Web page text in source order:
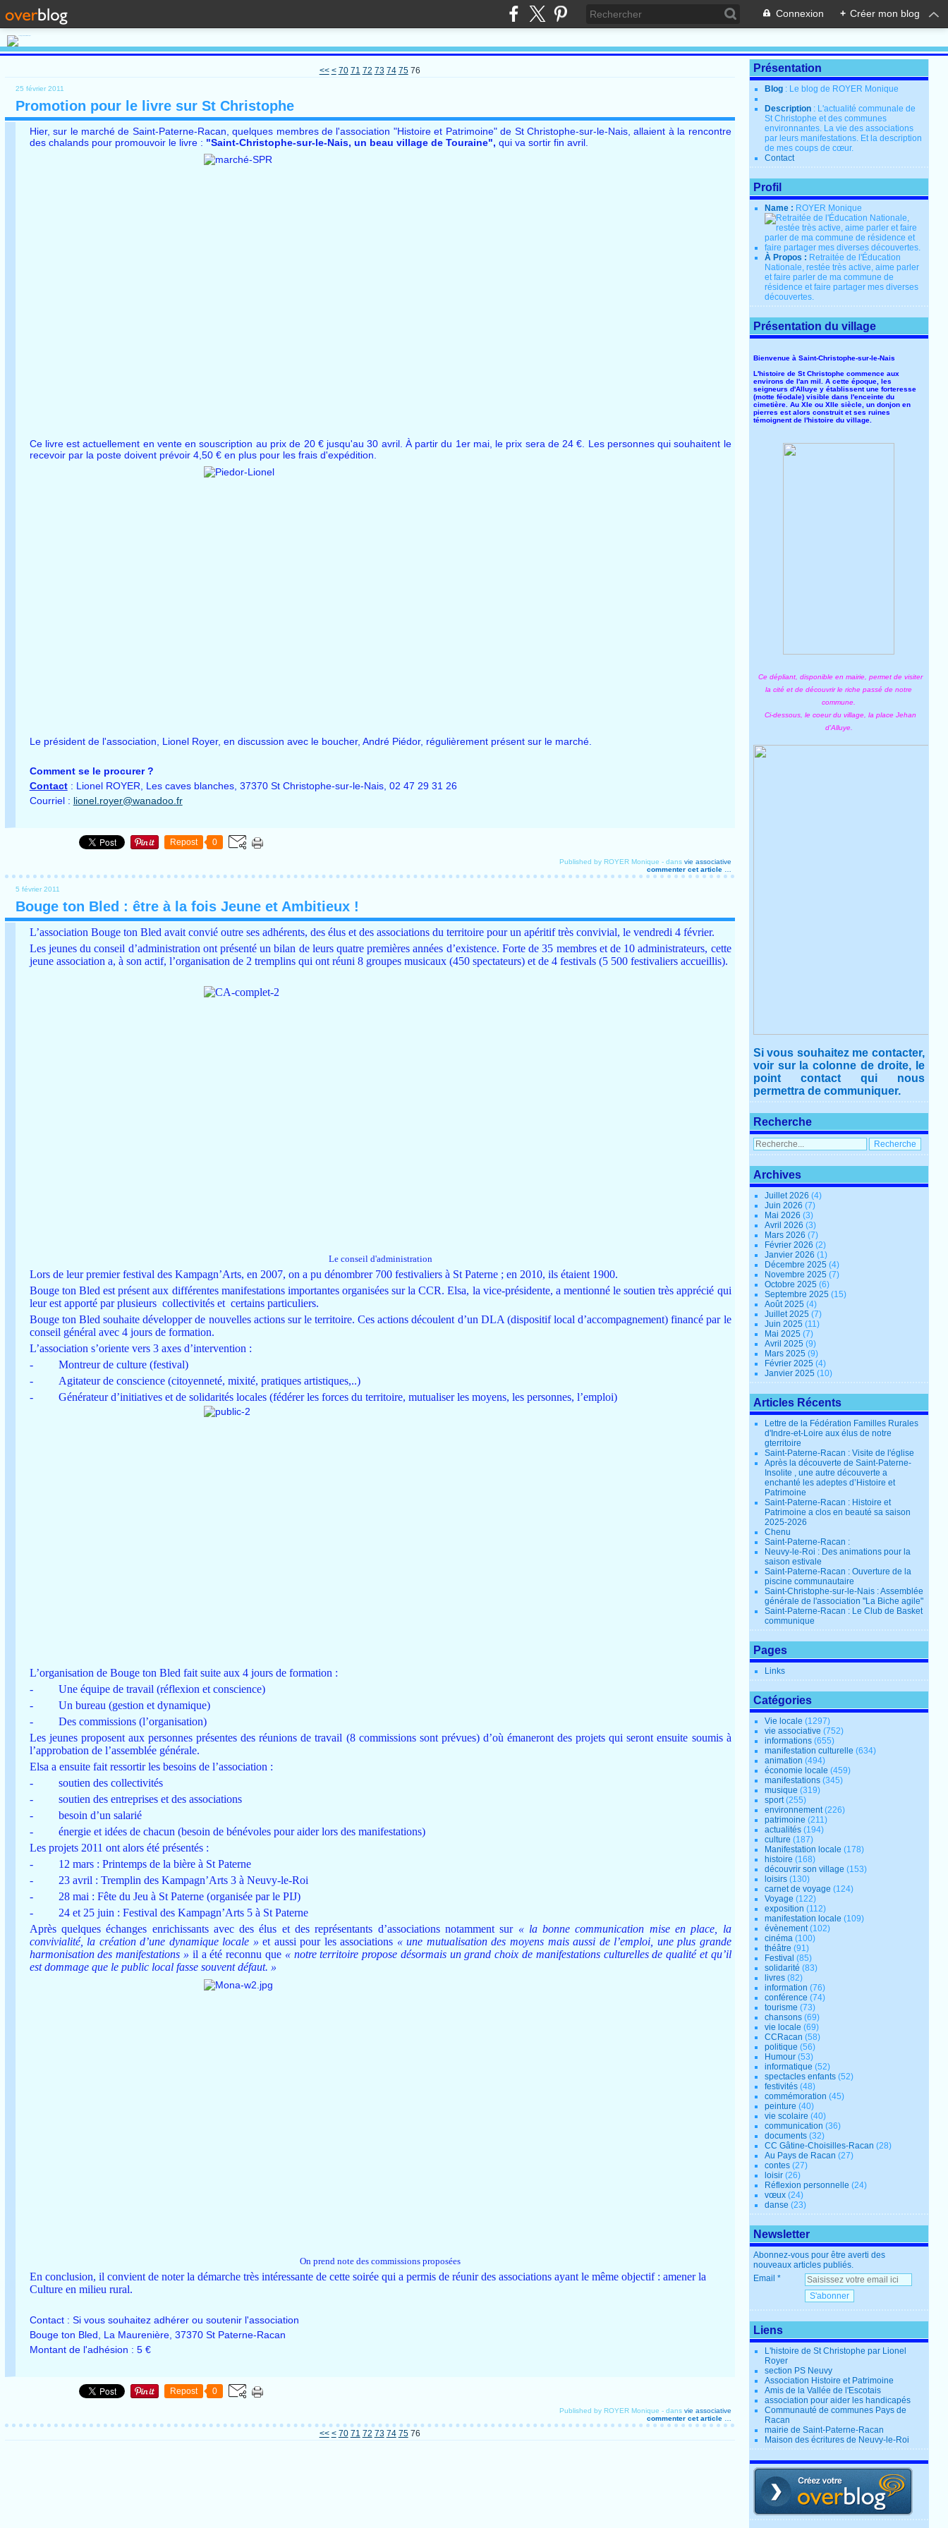
Connexion + Créer mon blog
<< < 10
20
30
40
50
60
70 71 72 73 74 75 76
25 février 2011
Promotion pour le livre sur St Christophe
Hier, sur le marché de Saint-Paterne-Racan, quelques membres de l'association "Histoire et Patrimoine" de St Christophe-sur-le-Nais, allaient à la rencontre
des chalands pour promouvoir le livre : "Saint-Christophe-sur-le-Nais, un beau village de Touraine", qui va sortir fin avril.
Ce livre est actuellement en vente en souscription au prix de 20 € jusqu'au 30 avril. À partir du 1er mai, le prix sera de 24 €. Les personnes qui souhaitent le
recevoir par la poste doivent prévoir 4,50 € en plus pour les frais d'expédition.
Le président de l'association, Lionel Royer, en discussion avec le boucher, André Piédor, régulièrement présent sur le marché.
Comment se le procurer ?
Contact: Lionel ROYER, Les caves blanches, 37370 St Christophe-sur-le-Nais, 02 47 29 31 26
Courriel : lionel.royer@wanadoo.fr
Repost 0
Published by ROYER Monique -dans vie associative
commenter cet article
5 février 2011
Bouge ton Bled : être à la fois Jeune et Ambitieux !
L’association Bouge ton Bled avait convié outre ses adhérents, des élus et des associations du territoire pour un apéritif très convivial, le vendredi 4 février.
Les jeunes du conseil d’administration ont présenté un bilan de leurs quatre premières années d’existence. Forte de 35 membres et de 10 administrateurs, cette
jeune association a, à son actif, l’organisation de 2 tremplins qui ont réuni 8 groupes musicaux (450 spectateurs) et de 4 festivals (5 500 festivaliers accueillis).
Le conseil d'administration
Lors de leur premier festival des Kampagn’Arts, en 2007, on a pu dénombrer 700 festivaliers à St Paterne ; en 2010, ils étaient 1900.
Bouge ton Bled est présent aux différentes manifestations importantes organisées sur la CCR. Elsa, la vice-présidente, a mentionné le soutien très apprécié qui
leur est apporté par plusieurs collectivités et certains particuliers.
Bouge ton Bled souhaite développer de nouvelles actions sur le territoire. Ces actions découlent d’un DLA (dispositif local d’accompagnement) financé par le
conseil général avec 4 jours de formation.
L’association s’oriente vers 3 axes d’intervention :
-
Montreur de culture (festival)
-
Agitateur de conscience (citoyenneté, mixité, pratiques artistiques,..)
-
Générateur d’initiatives et de solidarités locales (fédérer les forces du territoire, mutualiser les moyens, les personnes, l’emploi)
L’organisation de Bouge ton Bled fait suite aux 4 jours de formation :
-
Une équipe de travail (réflexion et conscience)
-
Un bureau (gestion et dynamique)
-
Des commissions (l’organisation)
Les jeunes proposent aux personnes présentes des réunions de travail (8 commissions sont prévues) d’où émaneront des projets qui seront ensuite soumis à
l’approbation de l’assemblée générale.
Elsa a ensuite fait ressortir les besoins de l’association :
-
soutien des collectivités
-
soutien des entreprises et des associations
-
besoin d’un salarié
-
énergie et idées de chacun (besoin de bénévoles pour aider lors des manifestations)
Les projets 2011 ont alors été présentés :
-
12 mars : Printemps de la bière à St Paterne
-
23 avril : Tremplin des Kampagn’Arts 3 à Neuvy-le-Roi
-
28 mai : Fête du Jeu à St Paterne (organisée par le PIJ)
-
24 et 25 juin : Festival des Kampagn’Arts 5 à St Paterne
Après quelques échanges enrichissants avec des élus et des représentants d’associations notamment sur « la bonne communication mise en place, la
convivialité, la création d’une dynamique locale » et aussi pour les associations « une mutualisation des moyens mais aussi de l’emploi, une plus grande
harmonisation des manifestations » il a été reconnu que « notre territoire propose désormais un grand choix de manifestations culturelles de qualité et qu’il
est dommage que le public local fasse souvent défaut. »
On prend note des commissions proposées
En conclusion, il convient de noter la démarche très intéressante de cette soirée qui a permis de réunir des associations ayant le même objectif : amener la
Culture en milieu rural.
Contact : Si vous souhaitez adhérer ou soutenir l'association
Bouge ton Bled, La Maurenière, 37370 St Paterne-Racan
Montant de l'adhésion : 5 €
Repost 0
Published by ROYER Monique -dans vie associative
commenter cet article
<< < 10
20
30
40
50
60
70 71 72 73 74 75 76
Présentation
Blog : Le blog de ROYER Monique
Description : L'actualité communale de
St Christophe et des communes
environnantes. La vie des associations
par leurs manifestations. Et la description
de mes coups de cœur.
Contact
Profil
Name : ROYER Monique
À Propos : Retraitée de l'Éducation
Nationale, restée très active, aime parler
et faire parler de ma commune de
résidence et faire partager mes diverses
découvertes.
Présentation du village
Bienvenue à Saint-Christophe-sur-le-Nais
L'histoire de St Christophe commence aux
environs de l'an mil. A cette époque, les
seigneurs d'Alluye y établissent une forteresse
(motte féodale) visible dans l'enceinte du
cimetière. Au XIe ou XIIe siècle, un donjon en
pierres est alors construit et ses ruines
témoignent de l'histoire du village.
Ce dépliant, disponible en mairie, permet de visiter
la cité et de découvrir le riche passé de notre
commune.
Ci-dessous, le coeur du village, la place Jehan
d'Alluye.
Si vous souhaitez me contacter,
voir sur la colonne de droite, le
point contact qui nous
permettra de communiquer.
Recherche
Archives
Juillet 2026(4)
Juin 2026(7)
Mai 2026(3)
Avril 2026(3)
Mars 2026(7)
Février 2026(2)
Janvier 2026(1)
Décembre 2025(4)
Novembre 2025(7)
Octobre 2025(6)
Septembre 2025(15)
Août 2025(4)
Juillet 2025(7)
Juin 2025(11)
Mai 2025(7)
Avril 2025(9)
Mars 2025(9)
Février 2025(4)
Janvier 2025(10)
Articles Récents
Lettre de la Fédération Familles Rurales
d'Indre-et-Loire aux élus de notre
gterritoire
Saint-Paterne-Racan : Visite de l'église
Après la découverte de Saint-Paterne-
Insolite , une autre découverte a
enchanté les adeptes d’Histoire et
Patrimoine
Saint-Paterne-Racan : Histoire et
Patrimoine a clos en beauté sa saison
2025-2026
Chenu
Saint-Paterne-Racan :
Neuvy-le-Roi : Des animations pour la
saison estivale
Saint-Paterne-Racan : Ouverture de la
piscine communautaire
Saint-Christophe-sur-le-Nais : Assemblée
générale de l'association "La Biche agile"
Saint-Paterne-Racan : Le Club de Basket
communique
Pages
Links
Catégories
Vie locale (1297)
vie associative (752)
informations (655)
manifestation culturelle (634)
animation (494)
économie locale (459)
manifestations (345)
musique (319)
sport(255)
environnement(226)
patrimoine (211)
actualités (194)
culture (187)
Manifestation locale (178)
histoire (168)
découvrir son village (153)
loisirs (130)
carnet de voyage (124)
Voyage (122)
exposition (112)
manifestation locale (109)
évènement(102)
cinéma (100)
théâtre (91)
Festival (85)
solidarité (83)
livres (82)
information (76)
conférence (74)
tourisme (73)
chansons (69)
vie locale (69)
CCRacan (58)
politique (56)
Humour (53)
informatique (52)
spectacles enfants (52)
festivités (48)
commémoration (45)
peinture (40)
vie scolaire (40)
communication (36)
documents (32)
CC Gâtine-Choisilles-Racan (28)
Au Pays de Racan (27)
contes (27)
loisir (26)
Réflexion personnelle (24)
vœux (24)
danse (23)
Newsletter
Abonnez-vous pour être averti des
nouveaux articles publiés.
Email
Liens
L'histoire de St Christophe par Lionel
Royer
section PS Neuvy
Association Histoire et Patrimoine
Amis de la Vallée de l'Escotais
association pour aider les handicapés
Communauté de communes Pays de
Racan
mairie de Saint-Paterne-Racan
Maison des écritures de Neuvy-le-Roi